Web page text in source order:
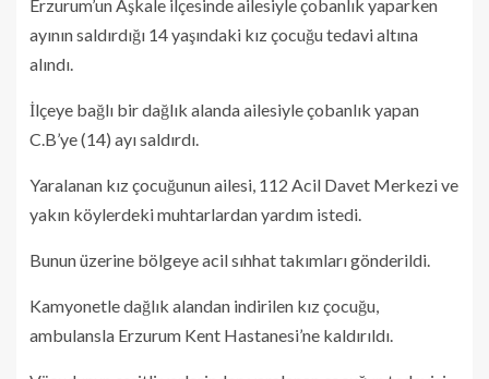
Erzurum’un Aşkale ilçesinde ailesiyle çobanlık yaparken
ayının saldırdığı 14 yaşındaki kız çocuğu tedavi altına
alındı.
İlçeye bağlı bir dağlık alanda ailesiyle çobanlık yapan
C.B’ye (14) ayı saldırdı.
Yaralanan kız çocuğunun ailesi, 112 Acil Davet Merkezi ve
yakın köylerdeki muhtarlardan yardım istedi.
Bunun üzerine bölgeye acil sıhhat takımları gönderildi.
Kamyonetle dağlık alandan indirilen kız çocuğu,
ambulansla Erzurum Kent Hastanesi’ne kaldırıldı.